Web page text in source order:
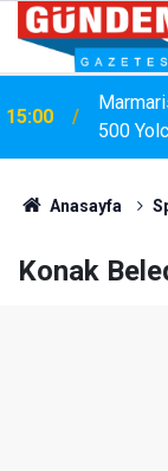
15:00
500
Anasayfa
Konak